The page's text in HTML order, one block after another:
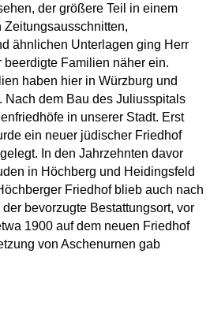
der größere Teil in einem
Zeitungsausschnitten,
ähnlichen Unterlagen ging Herr
Familien näher ein.
haben hier in Würzburg und
Nach dem Bau des Juliusspitals
in unserer Stadt. Erst
ein neuer jüdischer Friedhof
In den Jahrzehnten davor
in Höchberg und Heidingsfeld
Friedhof blieb auch nach
bevorzugte Bestattungsort, vor
1900 auf dem neuen Friedhof
von Aschenurnen gab